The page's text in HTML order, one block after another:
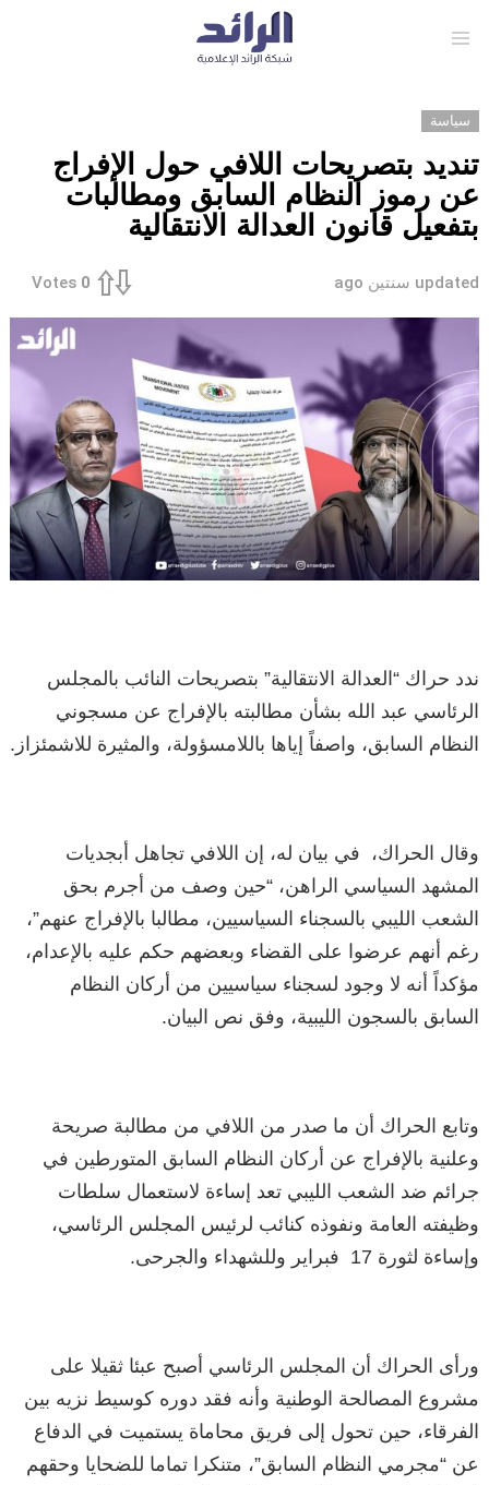
سياسة
تنديد بتصريحات اللافي حول الإفراج
عن رموز النظام السابق ومطالبات
بتفعيل قانون العدالة الانتقالية
updated سنتين ago 0
Votes
ندد حراك “العدالة الانتقالية” بتصريحات النائب بالمجلس
الرئاسي عبد الله بشأن مطالبته بالإفراج عن مسجوني
النظام السابق، واصفاً إياها باللامسؤولة، والمثيرة للاشمئزاز.
وقال الحراك، في بيان له، إن اللافي تجاهل أبجديات
المشهد السياسي الراهن، “حين وصف من أجرم بحق
الشعب الليبي بالسجناء السياسيين، مطالبا بالإفراج عنهم”،
رغم أنهم عرضوا على القضاء وبعضهم حكم عليه بالإعدام،
مؤكداً أنه لا وجود لسجناء سياسيين من أركان النظام
السابق بالسجون الليبية، وفق نص البيان.
وتابع الحراك أن ما صدر من اللافي من مطالبة صريحة
وعلنية بالإفراج عن أركان النظام السابق المتورطين في
جرائم ضد الشعب الليبي تعد إساءة لاستعمال سلطات
وظيفته العامة ونفوذه كنائب لرئيس المجلس الرئاسي،
وإساءة لثورة 17 فبراير وللشهداء والجرحى.
ورأى الحراك أن المجلس الرئاسي أصبح عبئا ثقيلا على
مشروع المصالحة الوطنية وأنه فقد دوره كوسيط نزيه بين
الفرقاء، حين تحول إلى فريق محاماة يستميت في الدفاع
عن “مجرمي النظام السابق”، متنكرا تماما للضحايا وحقهم